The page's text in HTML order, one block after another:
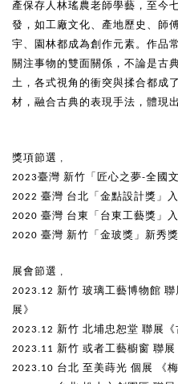
產保存人林瑤農老師學藝，至今
發，如工廠文化、產地歷史、師
宇、園林都成為創作元素。作品
關注事物的雙面關係，不論是古
土，各式視角的衝突與揉合都成
材，融合古典的表現手法，體現
獎項節選 ,
2023臺灣 新竹「匠心之夢-全國
2022 臺灣 台北「金點設計獎」
2020 臺灣 台東「台東工藝獎」
2020 臺灣 新竹「金玻獎」新秀獎
展會節選 ,
2023.12 新竹 玻璃工藝博物館
展》
2023.12 新竹 北埔忠恕堂 聯展《
2023.11 新竹 或者工藝櫥窗 聯展
2023.10 台北 至美蒔光 個展 《梅